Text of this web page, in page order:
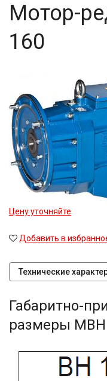
Мотор-
160
Цену уточняйте
Добавить в
Технические
Габаритно-
размеры